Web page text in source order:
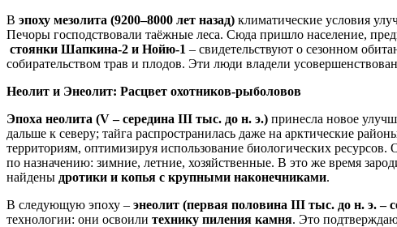
В эпоху мезолита (9200–8000 лет назад) климатические условия
Печоры господствовали таёжные леса. Сюда пришло население,
стоянки Шапкина-2 и Нойю-1 – свидетельствуют о сезонном
собирательством трав и плодов. Эти люди владели
Неолит и Энеолит: Расцвет охотников-рыболовов
Эпоха неолита (V – середина III тыс. до н. э.) принесла новое
дальше к северу; тайга распространилась даже на арктические
территориям, оптимизируя использование биологических ресурсов.
по назначению: зимние, летние, хозяйственные. В это же время
найдены дротики и копья с крупными наконечниками.
В следующую эпоху – энеолит (первая половина III тыс. до н. э. –
технологии: они освоили технику пиления камня. Это